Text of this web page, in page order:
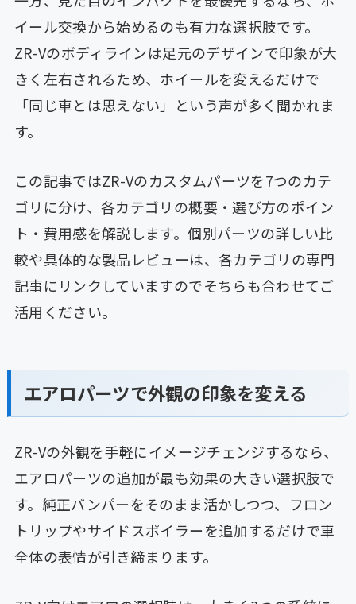
イール交換から始めるのも有力な選択肢です。
ZR-Vのボディラインは足元のデザインで印象が大
きく左右されるため、ホイールを変えるだけで
「同じ車とは思えない」という声が多く聞かれま
す。
この記事ではZR-Vのカスタムパーツを7つのカテ
ゴリに分け、各カテゴリの概要・選び方のポイン
ト・費用感を解説します。個別パーツの詳しい比
較や具体的な製品レビューは、各カテゴリの専門
記事にリンクしていますのでそちらも合わせてご
活用ください。
エアロパーツで外観の印象を変える
ZR-Vの外観を手軽にイメージチェンジするなら、
エアロパーツの追加が最も効果の大きい選択肢で
す。純正バンパーをそのまま活かしつつ、フロン
トリップやサイドスポイラーを追加するだけで車
全体の表情が引き締まります。